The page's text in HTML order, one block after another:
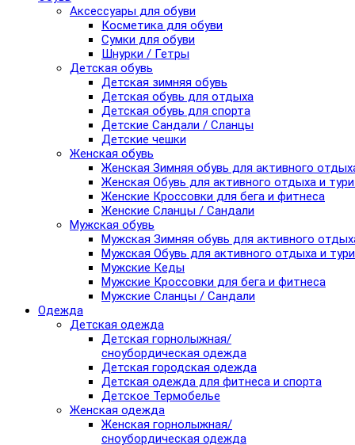
Аксессуары для обуви
Косметика для обуви
Сумки для обуви
Шнурки / Гетры
Детская обувь
Детская зимняя обувь
Детская обувь для отдыха
Детская обувь для спорта
Детские Сандали / Сланцы
Детские чешки
Женская обувь
Женская Зимняя обувь для активного
Женская Обувь для активного отдыха и
Женские Кроссовки для бега и фитнеса
Женские Сланцы / Сандали
Мужская обувь
Мужская Зимняя обувь для активного
Мужская Обувь для активного отдыха и
Мужские Кеды
Мужские Кроссовки для бега и фитнеса
Мужские Сланцы / Сандали
Одежда
Детская одежда
Детская горнолыжная/
сноубордическая одежда
Детская городская одежда
Детская одежда для фитнеса и спорта
Детское Термобелье
Женская одежда
Женская горнолыжная/
сноубордическая одежда